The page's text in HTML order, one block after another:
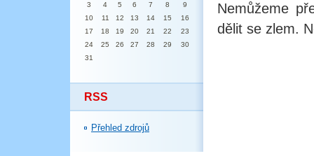
3
4 5 6 7 8
9
10
11 12 13 14 15
16
17
18 19 20 21 22
23
24
25 26 27 28 29
30
31
RSS
Přehled zdrojů
Nemůžeme
dělit se zlem.